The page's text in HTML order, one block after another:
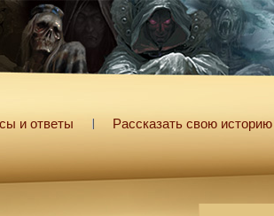
и ответы Рассказать свою историю